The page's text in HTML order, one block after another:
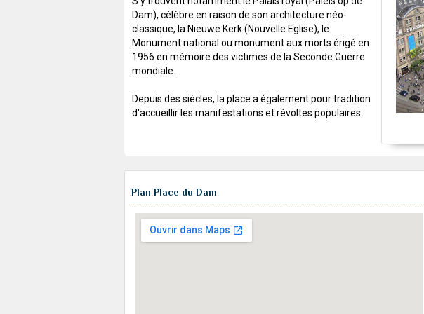
Dam), célèbre en raison de son architecture néo-
classique, la Nieuwe Kerk (Nouvelle Eglise), le
Monument national ou monument aux morts érigé en
1956 en mémoire des victimes de la Seconde Guerre
mondiale.
Depuis des siècles, la place a également pour tradition
d'accueillir les manifestations et révoltes populaires.
Plan Place du Dam